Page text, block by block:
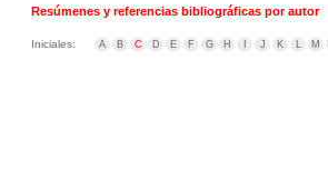
Resúmenes y referencias bibliográficas por autor
Iniciales: A B C D E F G H J K L M